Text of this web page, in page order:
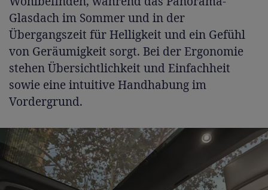
Glasdach im Sommer und in der
Übergangszeit für Helligkeit und ein Gefühl
von Geräumigkeit sorgt. Bei der Ergonomie
stehen Übersichtlichkeit und Einfachheit
sowie eine intuitive Handhabung im
Vordergrund.